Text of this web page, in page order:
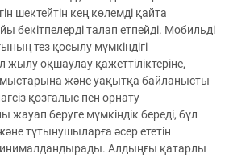
шектейтін кең көлемді қайта
бекітпелерді талап етпейді. Мобильді
тез қосылу мүмкіндігі
оқшаулау қажеттіліктеріне,
және уақытқа байланысты
қозғалыс пен орнату
беруге мүмкіндік береді, бұл
тұтынушыларға әсер ететін
Алдыңғы қатарлы